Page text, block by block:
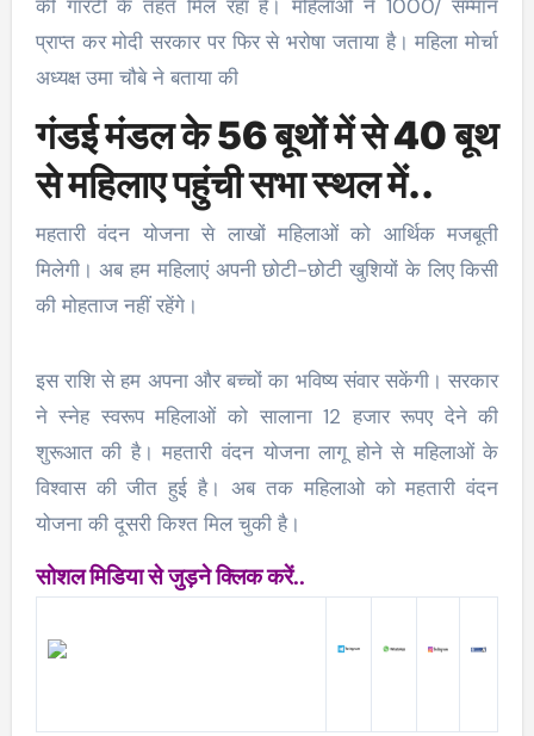
की गारंटी के तहत मिल रहा है। महिलाओ ने 1000/ सम्मान
प्राप्त कर मोदी सरकार पर फिर से भरोषा जताया है। महिला मोर्चा
अध्यक्ष उमा चौबे ने बताया की
गंडई मंडल के 56 बूथों में से 40 बूथ
से महिलाए पहुंची सभा स्थल में..
महतारी वंदन योजना से लाखों महिलाओं को आर्थिक मजबूती
मिलेगी। अब हम महिलाएं अपनी छोटी-छोटी खुशियों के लिए किसी
की मोहताज नहीं रहेंगे।
इस राशि से हम अपना और बच्चों का भविष्य संवार सकेंगी। सरकार
ने स्नेह स्वरूप महिलाओं को सालाना 12 हजार रूपए देने की
शुरूआत की है। महतारी वंदन योजना लागू होने से महिलाओं के
विश्वास की जीत हुई है। अब तक महिलाओ को महतारी वंदन
योजना की दूसरी किश्त मिल चुकी है।
सोशल मिडिया से जुड़ने क्लिक करें..